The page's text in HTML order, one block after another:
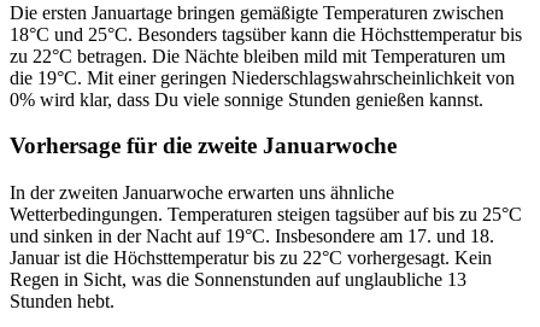
Die ersten Januartage bringen gemäßigte Temperaturen zwischen
18°C und 25°C. Besonders tagsüber kann die Höchsttemperatur bis
zu 22°C betragen. Die Nächte bleiben mild mit Temperaturen um
die 19°C. Mit einer geringen Niederschlagswahrscheinlichkeit von
0% wird klar, dass Du viele sonnige Stunden genießen kannst.
Vorhersage für die zweite Januarwoche
In der zweiten Januarwoche erwarten uns ähnliche
Wetterbedingungen. Temperaturen steigen tagsüber auf bis zu 25°C
und sinken in der Nacht auf 19°C. Insbesondere am 17. und 18.
Januar ist die Höchsttemperatur bis zu 22°C vorhergesagt. Kein
Regen in Sicht, was die Sonnenstunden auf unglaubliche 13
Stunden hebt.